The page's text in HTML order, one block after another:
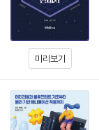
미리보기